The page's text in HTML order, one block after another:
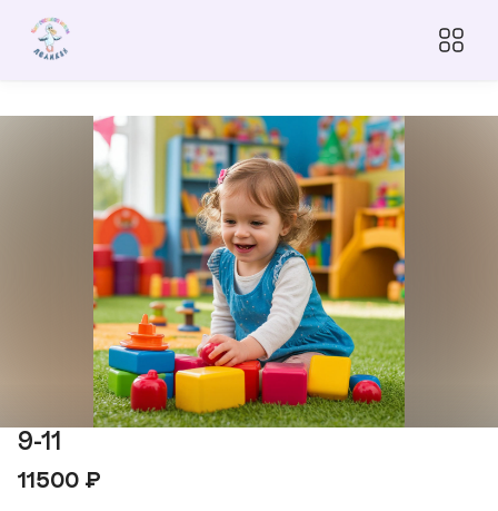
9-11
11500 ₽